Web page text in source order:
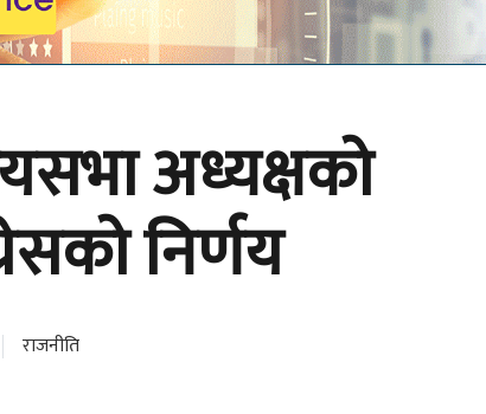
अध्यक्षको
निर्णय
राजनीति